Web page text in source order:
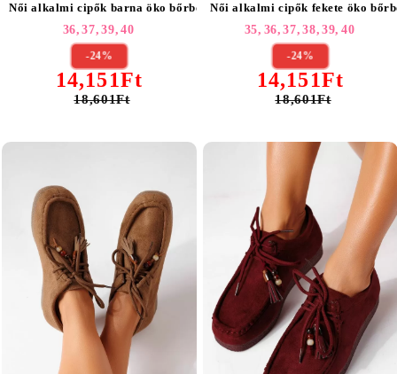
Női alkalmi cipők barna öko bőrből készült Kiana #25512
36, 37, 39, 40
-24%
14,151Ft
18,601Ft
Női alkalmi cipők fekete öko
35, 36, 37, 38, 39, 40
-24%
14,151Ft
18,601Ft